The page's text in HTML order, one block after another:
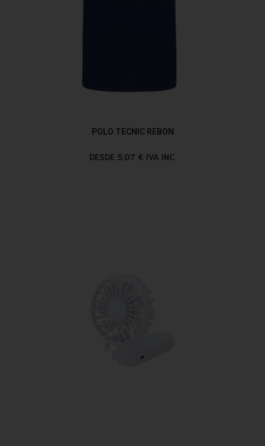
POLO TECNIC REBON
DESDE 5,07 € IVA INC.